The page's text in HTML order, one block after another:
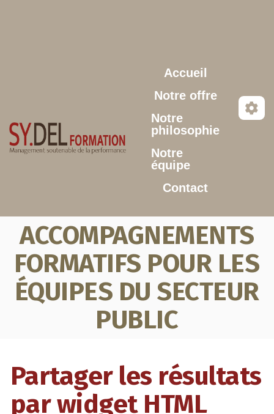
Accueil
Notre offre
Notre
philosophie
Notre
équipe
Contact
ACCOMPAGNEMENTS
FORMATIFS POUR LES
ÉQUIPES DU SECTEUR
PUBLIC
Partager les résultats
par widget HTML